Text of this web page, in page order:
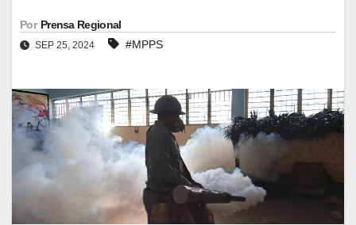
Por Prensa Regional
SEP 25, 2024 #MPPS